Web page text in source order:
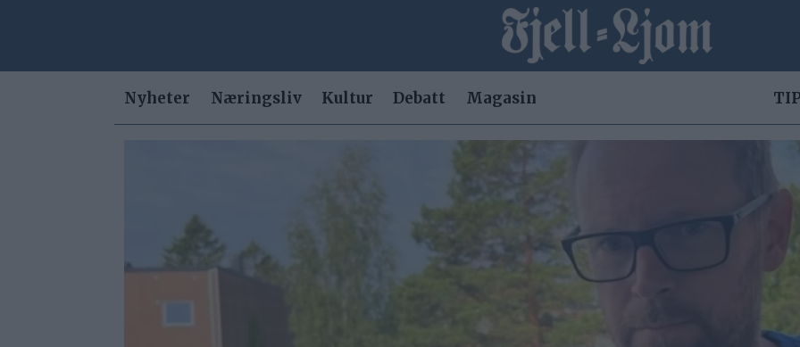
Nyheter Næringsliv Kultur Debatt Magasin